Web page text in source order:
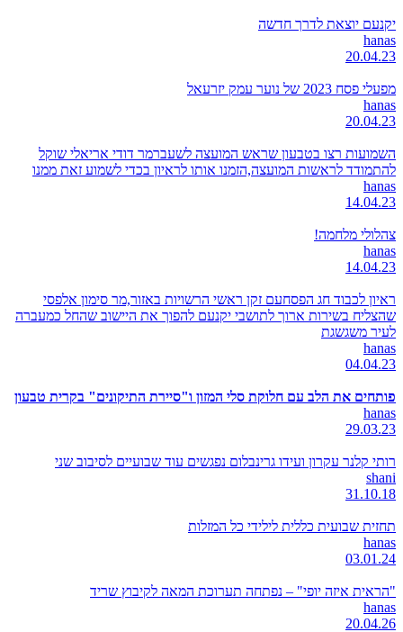
יקנעם יוצאת לדרך חדשה
hanas
20.04.23
מפעלי פסח 2023 של נוער עמק יזרעאל
hanas
20.04.23
השמועות רצו בטבעון שראש המועצה לשעברמר דודי אריאלי שוקל
להתמודד לראשות המועצה,הזמנו אותו לראיון בכדי לשמוע זאת ממנו
hanas
14.04.23
צהלולי מלחמה!
hanas
14.04.23
ראיון לכבוד חג הפסחעם זקן ראשי הרשויות באזור,מר סימון אלפסי
שהצליח בשירות ארוך לתושבי יקנעם להפוך את היישוב שהחל כמעברה
לעיר משגשגת
hanas
04.04.23
פותחים את הלב עם חלוקת סלי המזון ו"סיירת התיקונים" בקרית טבעון
hanas
29.03.23
רותי קלנר עקרון ועידו גרינבלום נפגשים עוד שבועיים לסיבוב שני
shani
31.10.18
תחזית שבועית כללית לילידי כל המזלות
hanas
03.01.24
"הראית איזה יופי" – נפתחה תערוכת המאה לקיבוץ שריד
hanas
20.04.26